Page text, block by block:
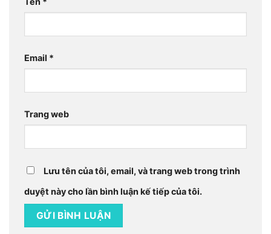
Email *
Trang web
Lưu tên của tôi, email, và trang web trong trình
duyệt này cho lần bình luận kế tiếp của tôi.